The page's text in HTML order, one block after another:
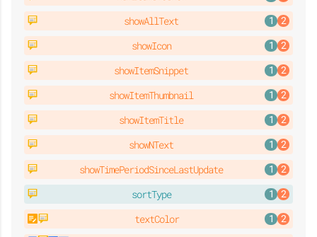
showAllText
showIcon
showItemSnippet
showItemThumbnail
showItemTitle
showNText
showTimePeriodSinceLastUpdate
sortType
textColor